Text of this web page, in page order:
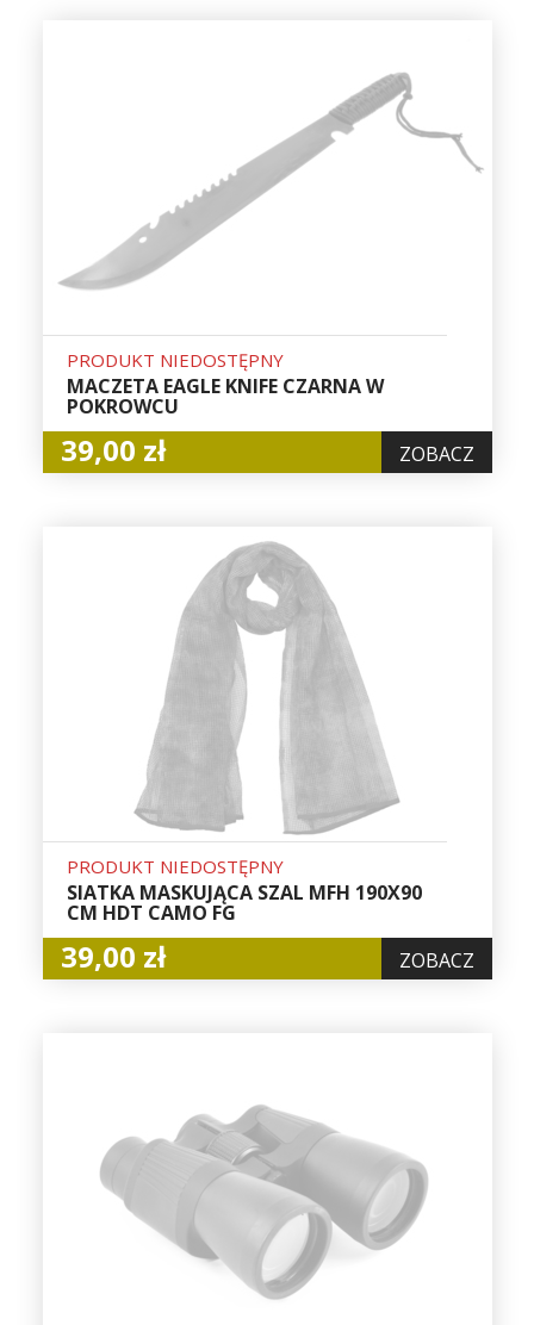
PRODUKT NIEDOSTĘPNY
MACZETA EAGLE KNIFE CZARNA W
POKROWCU
39,00 zł ZOBACZ
PRODUKT NIEDOSTĘPNY
SIATKA MASKUJĄCA SZAL MFH 190X90
CM HDT CAMO FG
39,00 zł ZOBACZ